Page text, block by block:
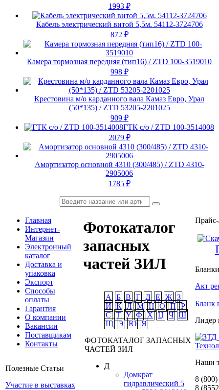
1993 ₽
Кабель электрический витой 5,5м. 54112-3724706
872 ₽
Камера тормозная передняя (тип16) / ZTD 100-3519010
998 ₽
Крестовина м/о карданного вала Камаз Евро, Урал
(50*135) / ZTD 53205-2201025
909 ₽
ГТК с/о / ZTD 100-3514008
2079 ₽
Амортизатор основной 4310 (300/485) / ZTD 4310-
2905006
1785 ₽
Главная
Интернет-
Магазин
Электронный
каталог
Доставка и
упаковка
Экспорт
Способы
оплаты
Гарантия
О компании
Вакансии
Поставщикам
Контакты
Полезные Статьи
Участие в выставках
Фотокаталог
запасных
частей ЗИЛ
А Б В Г Д Е Ж З
И
К Л М Н О П
Р
С
Т У Ф Х Ц Ч Ш
Щ Э Ю
Я
ФОТОКАТАЛОГ ЗАПАСНЫХ
ЧАСТЕЙ ЗИЛ
Д
Домкрат
гидравлический 5
Акт
Бланк
Лидер
Наши
8
8